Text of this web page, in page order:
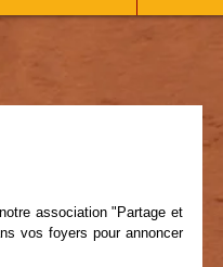
association "Partage et
vos foyers pour annoncer